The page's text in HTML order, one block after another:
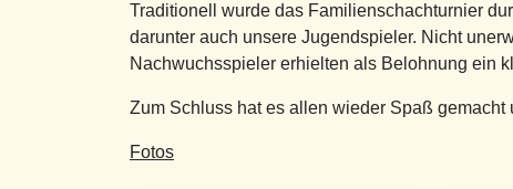
Traditionell wurde das Familienschachturnier
darunter auch unsere Jugendspieler. Nicht
Nachwuchsspieler erhielten als Belohnung ein
Zum Schluss hat es allen wieder Spaß
Fotos